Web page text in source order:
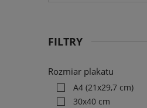
FILTRY
Rozmiar plakatu
A4 (21x29,7 cm)
30x40 cm